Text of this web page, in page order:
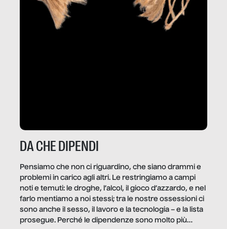
DA CHE DIPENDI
Pensiamo che non ci riguardino, che siano drammi e
problemi in carico agli altri. Le restringiamo a campi
noti e temuti: le droghe, l’alcol, il gioco d’azzardo, e nel
farlo mentiamo a noi stessi; tra le nostre ossessioni ci
sono anche il sesso, il lavoro e la tecnologia – e la lista
prosegue. Perché le dipendenze sono molto più